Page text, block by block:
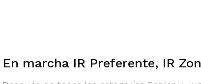
En marcha IR Preferente, IR